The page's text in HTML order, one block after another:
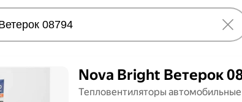
Nova Bright Ветерок
Тепловентиляторы автомобильные